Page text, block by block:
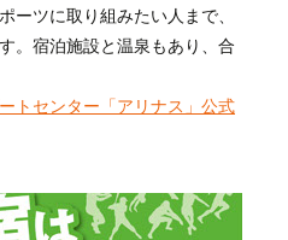
ーツに取り組みたい人まで、
。宿泊施設と温泉もあり、合
トセンター「アリナス」公式